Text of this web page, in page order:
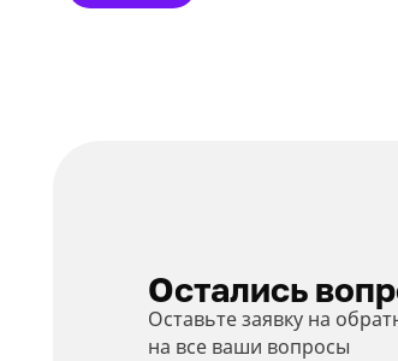
Остались
Оставьте заявку на
на все ваши вопросы